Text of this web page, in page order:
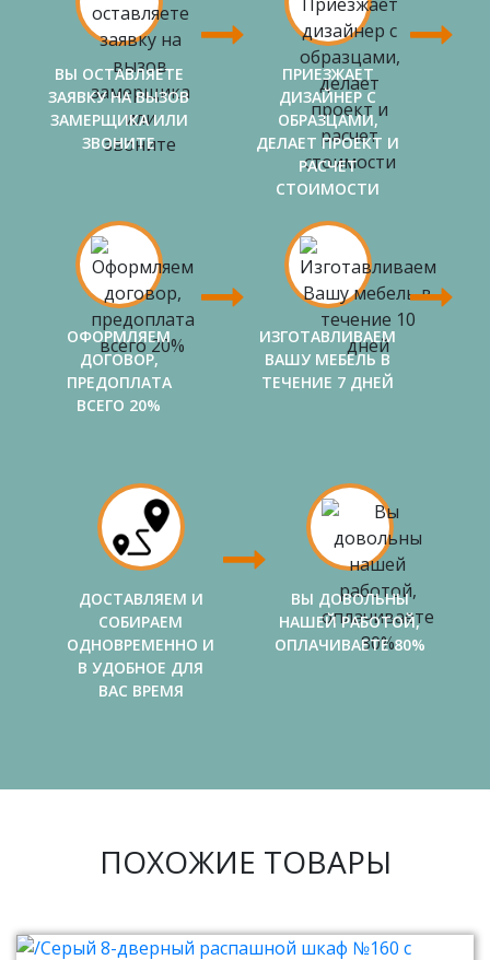
ВЫ ОСТАВЛЯЕТЕ
ЗАЯВКУ НА ВЫЗОВ
ЗАМЕРЩИКА ИЛИ
ЗВОНИТЕ
ПРИЕЗЖАЕТ
ДИЗАЙНЕР С
ОБРАЗЦАМИ,
ДЕЛАЕТ ПРОЕКТ И
РАСЧЕТ
СТОИМОСТИ
ОФОРМЛЯЕМ
ДОГОВОР,
ПРЕДОПЛАТА
ВСЕГО 20%
ИЗГОТАВЛИВАЕМ
ВАШУ МЕБЕЛЬ В
ТЕЧЕНИЕ 7 ДНЕЙ
ДОСТАВЛЯЕМ И
СОБИРАЕМ
ОДНОВРЕМЕННО И
В УДОБНОЕ ДЛЯ
ВАС ВРЕМЯ
ВЫ ДОВОЛЬНЫ
НАШЕЙ РАБОТОЙ,
ОПЛАЧИВАЕТЕ 80%
ПОХОЖИЕ ТОВАРЫ